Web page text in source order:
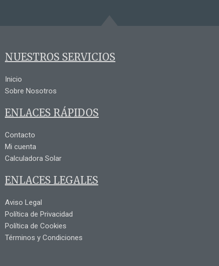
NUESTROS SERVICIOS
Inicio
Sobre Nosotros
ENLACES RÁPIDOS
Contacto
Mi cuenta
Calculadora Solar
ENLACES LEGALES
Aviso Legal
Política de Privacidad
Política de Cookies
Términos y Condiciones